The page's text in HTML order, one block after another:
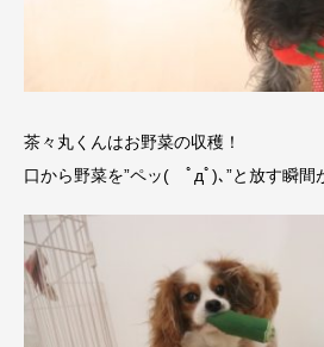
茶々丸くんはお野菜の収穫！
口から野菜を”ペッ( ﾟдﾟ)､”と放す瞬間